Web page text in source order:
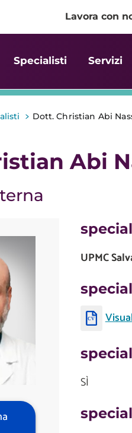
Lavora con
Specialisti Servizi
> Dott. Christian Abi
Abi
UPMC
SÌ